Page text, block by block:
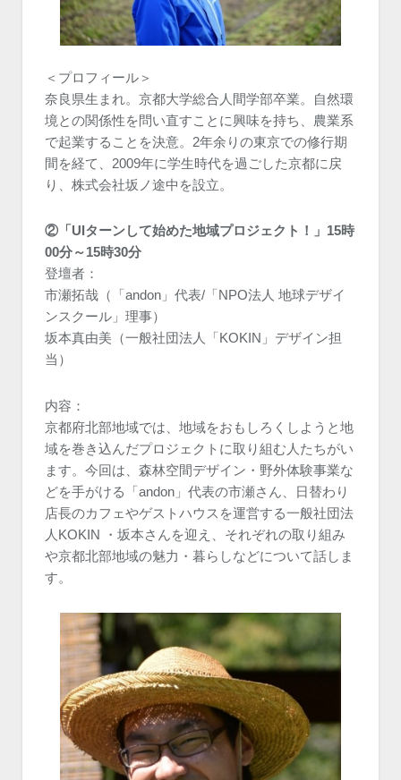
＜プロフィール＞
奈良県生まれ。京都大学総合人間学部卒業。自然環
境との関係性を問い直すことに興味を持ち、農業系
で起業することを決意。2年余りの東京での修行期
間を経て、2009年に学生時代を過ごした京都に戻
り、株式会社坂ノ途中を設立。
②「UIターンして始めた地域プロジェクト！」15時
00分～15時30分
登壇者：
市瀬拓哉（「andon」代表/「NPO法人 地球デザイ
ンスクール」理事）
坂本真由美（一般社団法人「KOKIN」デザイン担
当）
内容：
京都府北部地域では、地域をおもしろくしようと地
域を巻き込んだプロジェクトに取り組む人たちがい
ます。今回は、森林空間デザイン・野外体験事業な
どを手がける「andon」代表の市瀬さん、日替わり
店長のカフェやゲストハウスを運営する一般社団法
人KOKIN ・坂本さんを迎え、それぞれの取り組み
や京都北部地域の魅力・暮らしなどについて話しま
す。